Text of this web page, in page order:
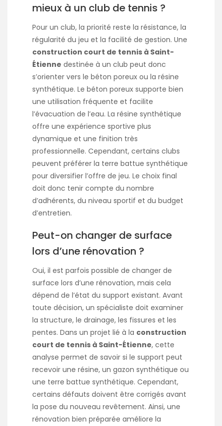
mieux à un club de tennis ?
Pour un club, la priorité reste la résistance, la
régularité du jeu et la facilité de gestion. Une
construction court de tennis à Saint-
Étienne destinée à un club peut donc
s’orienter vers le béton poreux ou la résine
synthétique. Le béton poreux supporte bien
une utilisation fréquente et facilite
l’évacuation de l’eau. La résine synthétique
offre une expérience sportive plus
dynamique et une finition très
professionnelle. Cependant, certains clubs
peuvent préférer la terre battue synthétique
pour diversifier l’offre de jeu. Le choix final
doit donc tenir compte du nombre
d’adhérents, du niveau sportif et du budget
d’entretien.
Peut-on changer de surface
lors d’une rénovation ?
Oui, il est parfois possible de changer de
surface lors d’une rénovation, mais cela
dépend de l’état du support existant. Avant
toute décision, un spécialiste doit examiner
la structure, le drainage, les fissures et les
pentes. Dans un projet lié à la construction
court de tennis à Saint-Étienne, cette
analyse permet de savoir si le support peut
recevoir une résine, un gazon synthétique ou
une terre battue synthétique. Cependant,
certains défauts doivent être corrigés avant
la pose du nouveau revêtement. Ainsi, une
rénovation bien préparée améliore la